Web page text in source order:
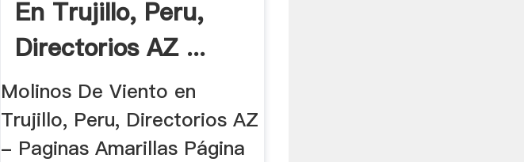
En Trujillo, Peru,
Directorios AZ ...
Molinos De Viento en
Trujillo, Peru, Directorios AZ
- Paginas Amarillas Página